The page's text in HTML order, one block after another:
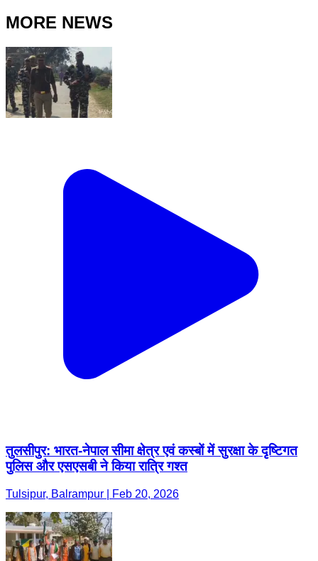
MORE NEWS
तुलसीपुर: भारत-नेपाल सीमा क्षेत्र एवं कस्बों में सुरक्षा के दृष्टिगत
पुलिस और एसएसबी ने किया रात्रि गश्त
Tulsipur, Balrampur | Feb 20, 2026